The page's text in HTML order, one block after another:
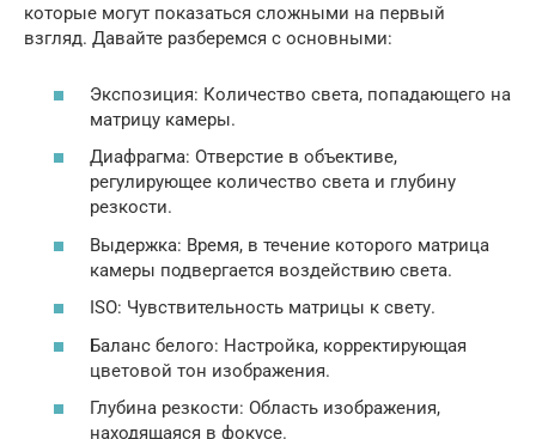
которые могут показаться сложными на первый
взгляд. Давайте разберемся с основными:
Экспозиция: Количество света, попадающего на
матрицу камеры.
Диафрагма: Отверстие в объективе,
регулирующее количество света и глубину
резкости.
Выдержка: Время, в течение которого матрица
камеры подвергается воздействию света.
ISO: Чувствительность матрицы к свету.
Баланс белого: Настройка, корректирующая
цветовой тон изображения.
Глубина резкости: Область изображения,
находящаяся в фокусе.